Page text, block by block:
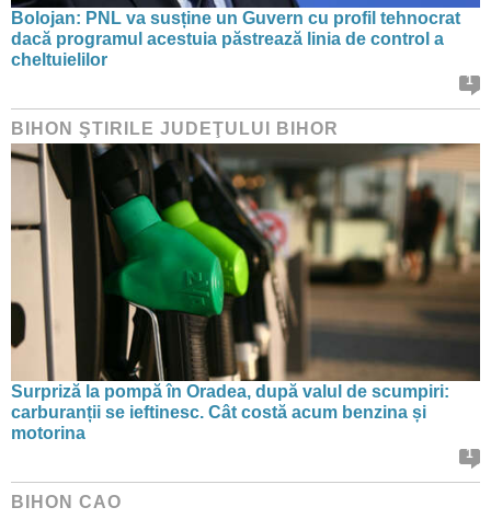
Bolojan: PNL va susține un Guvern cu profil tehnocrat
dacă programul acestuia păstrează linia de control a
cheltuielilor
1
BIHON ŞTIRILE JUDEŢULUI BIHOR
Surpriză la pompă în Oradea, după valul de scumpiri:
carburanții se ieftinesc. Cât costă acum benzina și
motorina
1
BIHON CAO